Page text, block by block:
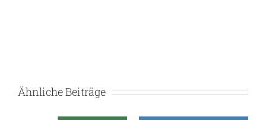
Ähnliche Beiträge